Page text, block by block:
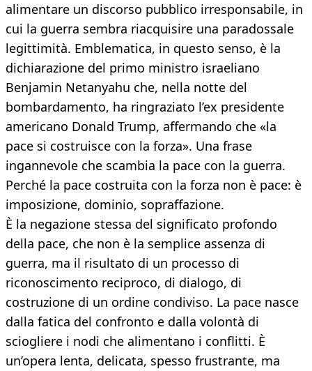
alimentare un discorso pubblico irresponsabile, in
cui la guerra sembra riacquisire una paradossale
legittimità. Emblematica, in questo senso, è la
dichiarazione del primo ministro israeliano
Benjamin Netanyahu che, nella notte del
bombardamento, ha ringraziato l’ex presidente
americano Donald Trump, affermando che «la
pace si costruisce con la forza». Una frase
ingannevole che scambia la pace con la guerra.
Perché la pace costruita con la forza non è pace: è
imposizione, dominio, sopraffazione.
È la negazione stessa del significato profondo
della pace, che non è la semplice assenza di
guerra, ma il risultato di un processo di
riconoscimento reciproco, di dialogo, di
costruzione di un ordine condiviso. La pace nasce
dalla fatica del confronto e dalla volontà di
sciogliere i nodi che alimentano i conflitti. È
un’opera lenta, delicata, spesso frustrante, ma